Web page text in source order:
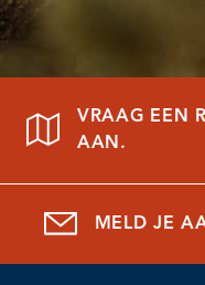
VRAAG EEN
AAN.
MELD JE